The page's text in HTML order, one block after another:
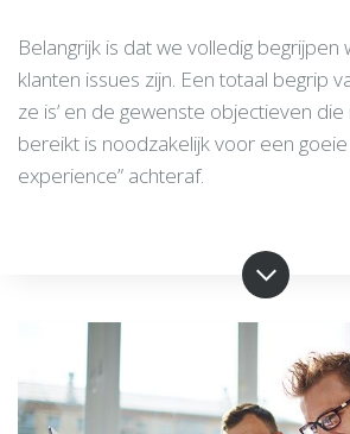
Belangrijk is dat we volledig begrijpen
klanten issues zijn. Een totaal begrip
ze is’ en de gewenste objectieven
bereikt is noodzakelijk voor een
experience” achteraf.